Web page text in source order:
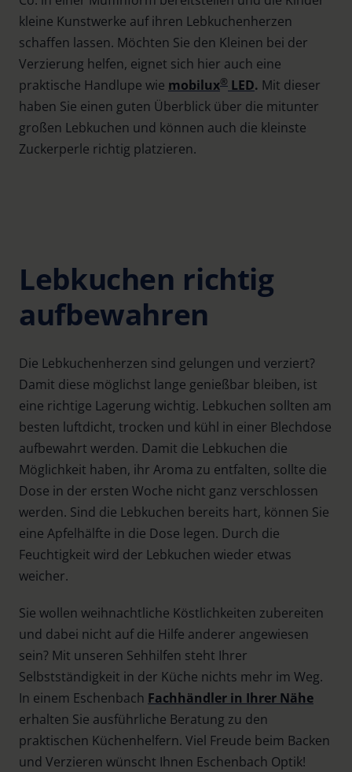
kleine Kunstwerke auf ihren Lebkuchenherzen
schaffen lassen. Möchten Sie den Kleinen bei der
Verzierung helfen, eignet sich hier auch eine
praktische Handlupe wie mobilux® LED. Mit dieser
haben Sie einen guten Überblick über die mitunter
großen Lebkuchen und können auch die kleinste
Zuckerperle richtig platzieren.
Lebkuchen richtig
aufbewahren
Die Lebkuchenherzen sind gelungen und verziert?
Damit diese möglichst lange genießbar bleiben, ist
eine richtige Lagerung wichtig. Lebkuchen sollten am
besten luftdicht, trocken und kühl in einer Blechdose
aufbewahrt werden. Damit die Lebkuchen die
Möglichkeit haben, ihr Aroma zu entfalten, sollte die
Dose in der ersten Woche nicht ganz verschlossen
werden. Sind die Lebkuchen bereits hart, können Sie
eine Apfelhälfte in die Dose legen. Durch die
Feuchtigkeit wird der Lebkuchen wieder etwas
weicher.
Sie wollen weihnachtliche Köstlichkeiten zubereiten
und dabei nicht auf die Hilfe anderer angewiesen
sein? Mit unseren Sehhilfen steht Ihrer
Selbstständigkeit in der Küche nichts mehr im Weg.
In einem Eschenbach Fachhändler in Ihrer Nähe
erhalten Sie ausführliche Beratung zu den
praktischen Küchenhelfern. Viel Freude beim Backen
und Verzieren wünscht Ihnen Eschenbach Optik!